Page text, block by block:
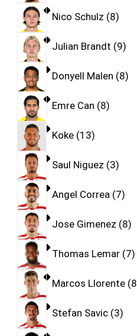
Nico Schulz 8
Julian Brandt 9
Donyell Malen 8
Emre Can 8
Koke 13
Saul Niguez 3
Angel Correa 7
Jose Gimenez 8
Thomas Lemar 7
Marcos Llorente 8
Stefan Savic 3